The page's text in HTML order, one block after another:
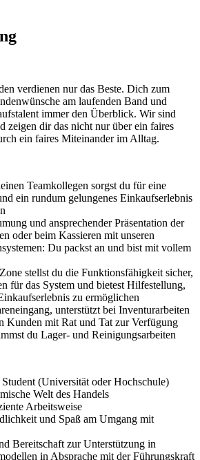
verdienen nur das Beste. Dich zum
am laufenden Band und
immer den Überblick. Wir sind
zeigen dir das nicht nur über ein faires
ein faires Miteinander im Alltag.
Teamkollegen sorgst du für eine
ein rundum gelungenes Einkaufserlebnis
und ansprechender Präsentation der
oder beim Kassieren mit unseren
Du packst an und bist mit vollem
stellst du die Funktionsfähigkeit sicher,
für das System und bietest Hilfestellung,
zu ermöglichen
unterstützt bei Inventurarbeiten
Kunden mit Rat und Tat zur Verfügung
du Lager- und Reinigungsarbeiten
(Universität oder Hochschule)
Welt des Handels
Arbeitsweise
und Spaß am Umgang mit
Bereitschaft zur Unterstützung in
in Absprache mit der Führungskraft